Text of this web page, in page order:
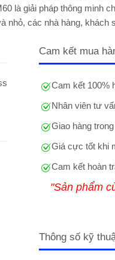
là giải pháp thông minh
nhỏ, các nhà hàng,
Cam kết mua
Cam kết 100%
Nhân viên tư
Giao hàng
Giá cực tốt khi
Cam kết hoàn
"Sản phẩm
Thông số kỹ